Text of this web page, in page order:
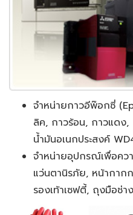
จำหน่ายกาวอีพ๊อกซี่
ลิค, กาวร้อน, กาวแดง
น้ำมันอเนกประสงค์
จำหน่ายอุปกรณ์เพื่อค
แว่นตานิรภัย, หน้ากาก
รองเท้าเซฟตี้, ถุงมือช่าง